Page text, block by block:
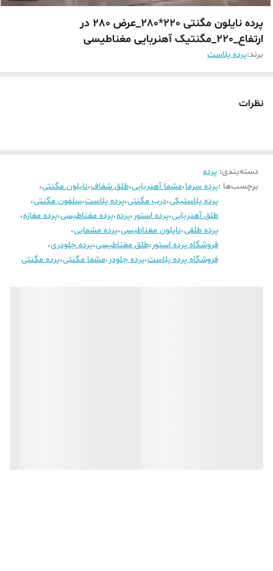
پرده نایلون مگنتی 220*280_عرض 280 در
ارتفاع_220_مگنتیک آهنربایی مغناطیسی
برند:پرده پلاست
نظرات
دسته‌بندی: پرده
برچسب‌ها :پرده سرما،مشما آهنربایی،طلق شفاف،نایلون مگنتی،
پرده پلاستیکی،درب مگنتی،پرده پلاست،سلفون مگنتی،
طلق آهنربایی،پرده استور،پرده،پرده مغناطیسی،پرده مغازه،
پرده طلقی،نایلون مغناطیسی،پرده مشمایی،
فروشگاه پرده استور،طلق مغناطیسی،پرده جلودری،
فروشگاه پرده پلاست،پرده جلودر،مشما مگنتی،پرده مگنتی